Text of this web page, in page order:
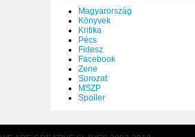
Magyarország
Könyvek
Kritika
Pécs
Fidesz
Facebook
Zene
Sorozat
MSZP
Spoiler